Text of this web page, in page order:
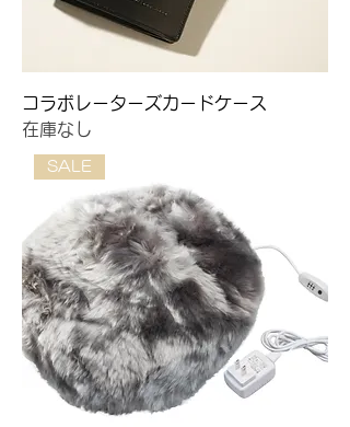
コラボレーターズカードケース
在庫なし
SALE